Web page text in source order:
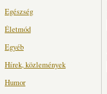
Egészség
Életmód
Egyéb
Hírek, közlemények
Humor